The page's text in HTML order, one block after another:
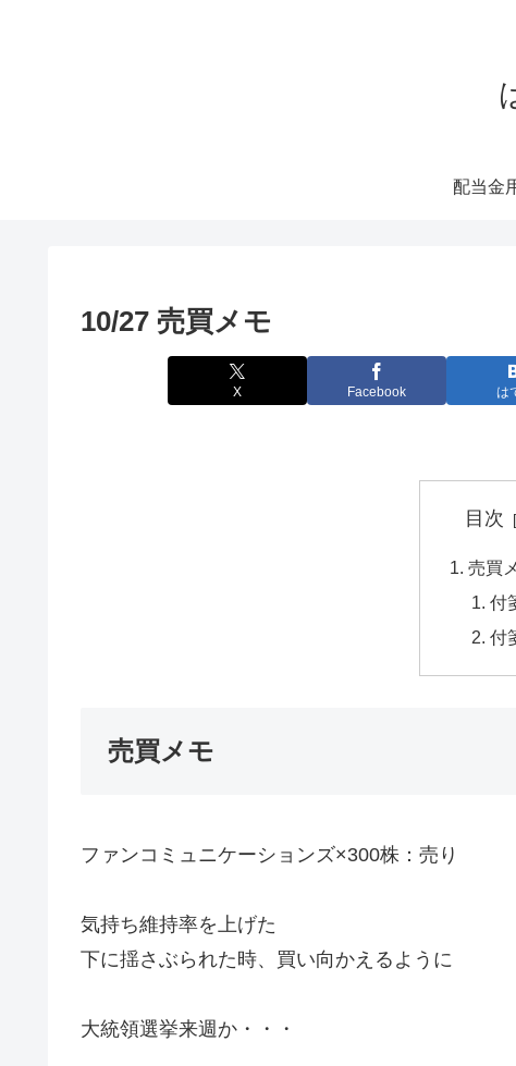
配当金
10/27 売買メモ
X Facebook は
目次
売買
付
付
売買メモ
ファンコミュニケーションズ×300株：売り
気持ち維持率を上げた
下に揺さぶられた時、買い向かえるように
大統領選挙来週か・・・